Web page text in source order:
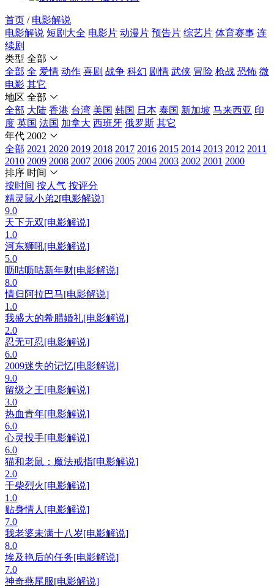
首页 / 电影解说
电影解说 短剧大全 电影片 动漫片 预告片 综艺片 体育赛事 连
续剧
类型 全部
全部 全 爱情 动作 喜剧 战争 科幻 剧情 武侠 冒险 枪战 恐怖 微
电影 其它
地区 全部
全部 大陆 香港 台湾 美国 韩国 日本 泰国 新加坡 马来西亚 印
度 英国 法国 加拿大 西班牙 俄罗斯 其它
年代 2002
全部 2021 2020 2019 2018 2017 2016 2015 2014 2013 2012 2011
2010 2009 2008 2007 2006 2005 2004 2003 2002 2001 2000
排序 时间
按时间 按人气 按评分
精灵鼠小弟2[电影解说]
9.0
天下无双[电影解说]
1.0
河东狮吼[电影解说]
5.0
呖咕呖咕新年财[电影解说]
8.0
情归阿拉巴马[电影解说]
1.0
我盛大的希腊婚礼[电影解说]
2.0
忍无可忍[电影解说]
6.0
2009迷失的记忆[电影解说]
9.0
留级之王[电影解说]
3.0
热血青年[电影解说]
6.0
心灵投手[电影解说]
6.0
猫和老鼠：魔法戒指[电影解说]
2.0
干柴烈火[电影解说]
1.0
贴身情人[电影解说]
7.0
我老婆未满十八岁[电影解说]
8.0
埃及艳后的任务[电影解说]
7.0
神奇燕尾服[电影解说]